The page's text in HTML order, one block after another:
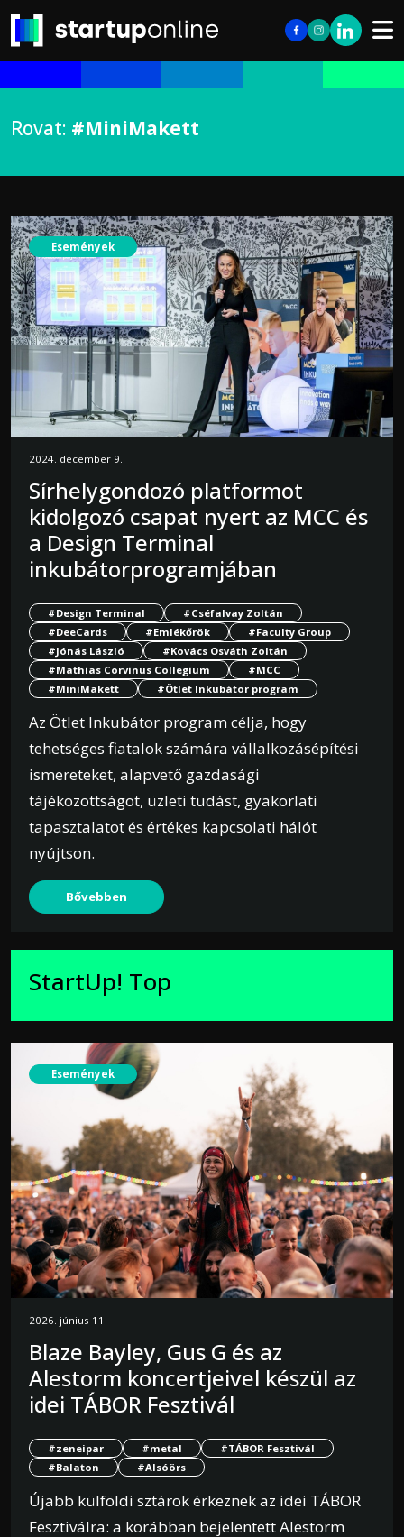
Rovat: #MiniMakett
Események
2024. december 9.
Sírhelygondozó platformot
kidolgozó csapat nyert az MCC és
a Design Terminal
inkubátorprogramjában
#Design Terminal
#Cséfalvay Zoltán
#DeeCards
#Emlékőrök
#Faculty Group
#Jónás László
#Kovács Osváth Zoltán
#Mathias Corvinus Collegium
#MCC
#MiniMakett
#Ötlet Inkubátor program
Az Ötlet Inkubátor program célja, hogy
tehetséges fiatalok számára vállalkozásépítési
ismereteket, alapvető gazdasági
tájékozottságot, üzleti tudást, gyakorlati
tapasztalatot és értékes kapcsolati hálót
nyújtson.
Bővebben
StartUp! Top
Események
2026. június 11.
Blaze Bayley, Gus G és az
Alestorm koncertjeivel készül az
idei TÁBOR Fesztivál
#zeneipar #metal
#TÁBOR Fesztivál
#Balaton
#Alsóörs
Újabb külföldi sztárok érkeznek az idei TÁBOR
Fesztiválra: a korábban bejelentett Alestorm